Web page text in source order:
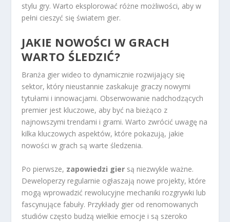
stylu gry. Warto eksplorować różne możliwości, aby w
pełni cieszyć się światem gier.
JAKIE NOWOŚCI W GRACH
WARTO ŚLEDZIĆ?
Branża gier wideo to dynamicznie rozwijający się
sektor, który nieustannie zaskakuje graczy nowymi
tytułami i innowacjami. Obserwowanie nadchodzących
premier jest kluczowe, aby być na bieżąco z
najnowszymi trendami i grami. Warto zwrócić uwagę na
kilka kluczowych aspektów, które pokazują, jakie
nowości w grach są warte śledzenia.
Po pierwsze, zapowiedzi gier są niezwykle ważne.
Deweloperzy regularnie ogłaszają nowe projekty, które
mogą wprowadzić rewolucyjne mechaniki rozgrywki lub
fascynujące fabuły. Przykłady gier od renomowanych
studiów często budzą wielkie emocje i są szeroko